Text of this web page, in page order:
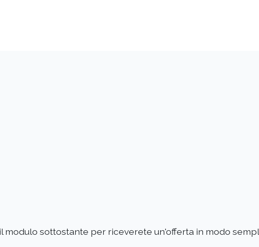
modulo sottostante per riceverete un'offerta in modo